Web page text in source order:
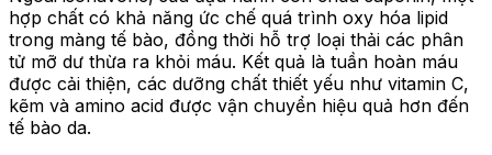
hợp chất có khả năng ức chế quá trình oxy hóa lipid
trong màng tế bào, đồng thời hỗ trợ loại thải các phân
tử mỡ dư thừa ra khỏi máu. Kết quả là tuần hoàn máu
được cải thiện, các dưỡng chất thiết yếu như vitamin C,
kẽm và amino acid được vận chuyển hiệu quả hơn đến
tế bào da.